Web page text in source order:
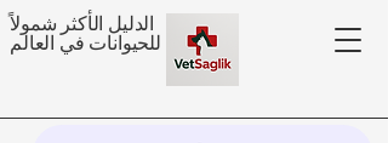
الدليل الأكثر شمولاً
للحيوانات في العالم